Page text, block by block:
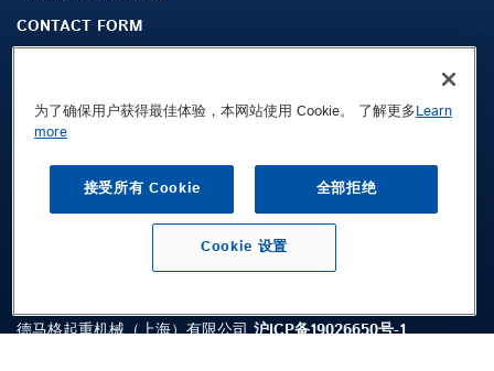
CONTACT FORM
隐私政策
搜索 联系我们
德马格起重机械（上海）有限公司沪ICP备19026650号-1
为了确保用户获得最佳体验，本网站使用 Cookie。 了解更多Learn
more
接受所有 Cookie 全部拒绝
Cookie 设置